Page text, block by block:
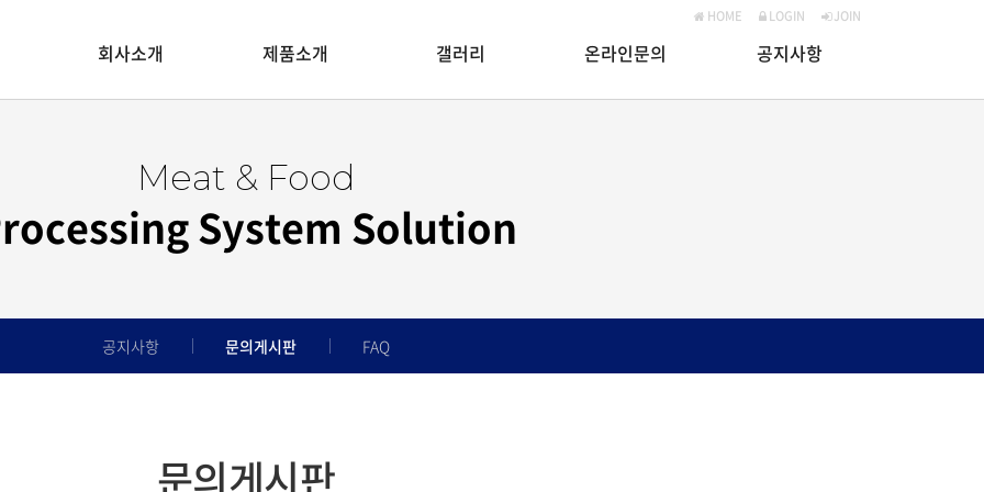
HOME LOGIN JOIN
회사소개 제품소개 갤러리 온라인문의 공지사항
Meat & Food
System Solution
공지사항 문의게시판 FAQ
문의게시판